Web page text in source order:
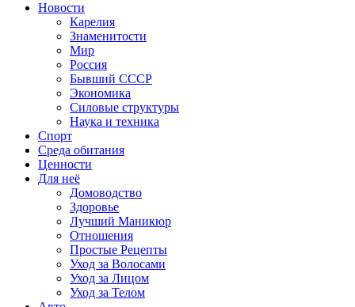
Новости
Карелия
Знаменитости
Мир
Россия
Бывший СССР
Экономика
Силовые структуры
Наука и техника
Спорт
Среда обитания
Ценности
Для неё
Домоводство
Здоровье
Лучший Маникюр
Отношения
Простые Рецепты
Уход за Волосами
Уход за Лицом
Уход за Телом